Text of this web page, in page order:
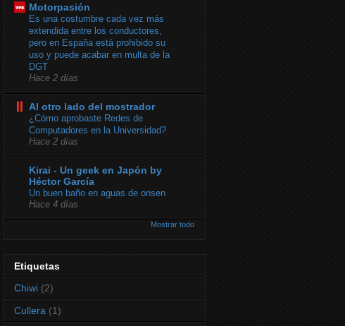
Motorpasión
Es una costumbre cada vez más
extendida entre los conductores,
pero en España está prohibido su
uso y puede acabar en multa de la
DGT
Hace 2 días
Al otro lado del mostrador
¿Cómo aprobaste Redes de
Computadores en la Universidad?
Hace 2 días
Kirai - Un geek en Japón by
Héctor García
Un buen baño en aguas de onsen
Hace 4 días
Mostrar todo
Etiquetas
Chiwi (2)
Cullera (1)